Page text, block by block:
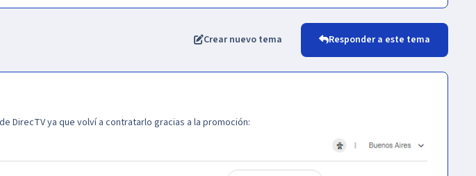
Crear nuevo tema Responder a este tema
DirecTV ya que volví a contratarlo gracias a la promoción: